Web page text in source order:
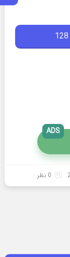
ADS
0 نظر